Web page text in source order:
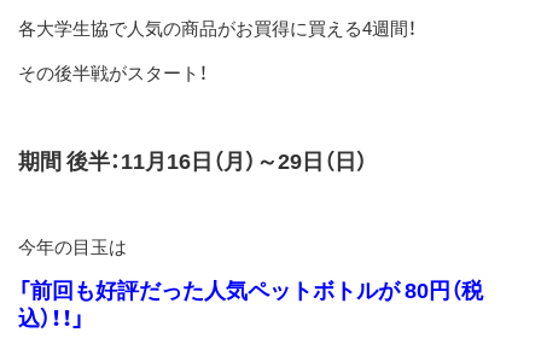
各大学生協で人気の商品がお買得に買える4週間！
その後半戦がスタート！
期間 後半：11月16日（月）～29日（日）
今年の目玉は
「前回も好評だった人気ペットボトルが 80円（税
込）！！」